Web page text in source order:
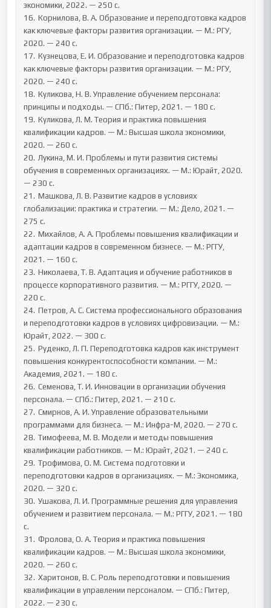
экономики, 2022. — 250 с.
16.	Корнилова, В. А. Образование и переподготовка кадров
как ключевые факторы развития организации. — М.: РГУ,
2020. — 240 с.
17.	Кузнецова, Е. И. Образование и переподготовка кадров
как ключевые факторы развития организации. — М.: РГУ,
2020. — 240 с.
18.	Куликова, Н. В. Управление обучением персонала:
принципы и подходы. — СПб.: Питер, 2021. — 180 с.
19.	Куликова, Л. М. Теория и практика повышения
квалификации кадров. — М.: Высшая школа экономики,
2020. — 260 с.
20.	Лукина, М. И. Проблемы и пути развития системы
обучения в современных организациях. — М.: Юрайт, 2020.
— 230 с.
21.	Машкова, Л. В. Развитие кадров в условиях
глобализации: практика и стратегии. — М.: Дело, 2021. —
275 с.
22.	Михайлов, А. А. Проблемы повышения квалификации и
адаптации кадров в современном бизнесе. — М.: РГГУ,
2021. — 160 с.
23.	Николаева, Т. В. Адаптация и обучение работников в
процессе корпоративного развития. — М.: РГГУ, 2020. —
220 с.
24.	Петров, А. С. Система профессионального образования
и переподготовки кадров в условиях цифровизации. — М.:
Юрайт, 2022. — 300 с.
25.	Руденко, Л. П. Переподготовка кадров как инструмент
повышения конкурентоспособности компании. — М.:
Академия, 2021. — 180 с.
26.	Семенова, Т. И. Инновации в организации обучения
персонала. — СПб.: Питер, 2021. — 210 с.
27.	Смирнов, А. И. Управление образовательными
программами для бизнеса. — М.: Инфра-М, 2020. — 270 с.
28.	Тимофеева, М. В. Модели и методы повышения
квалификации работников. — М.: Юрайт, 2021. — 240 с.
29.	Трофимова, О. М. Система подготовки и
переподготовки кадров в организациях. — М.: Экономика,
2020. — 320 с.
30.	Ушакова, Л. И. Программные решения для управления
обучением и развитием персонала. — М.: РГГУ, 2021. — 180
с.
31.	Фролова, О. А. Теория и практика повышения
квалификации кадров. — М.: Высшая школа экономики,
2020. — 260 с.
32.	Харитонов, В. С. Роль переподготовки и повышения
квалификации в управлении персоналом. — СПб.: Питер,
2022. — 230 с.